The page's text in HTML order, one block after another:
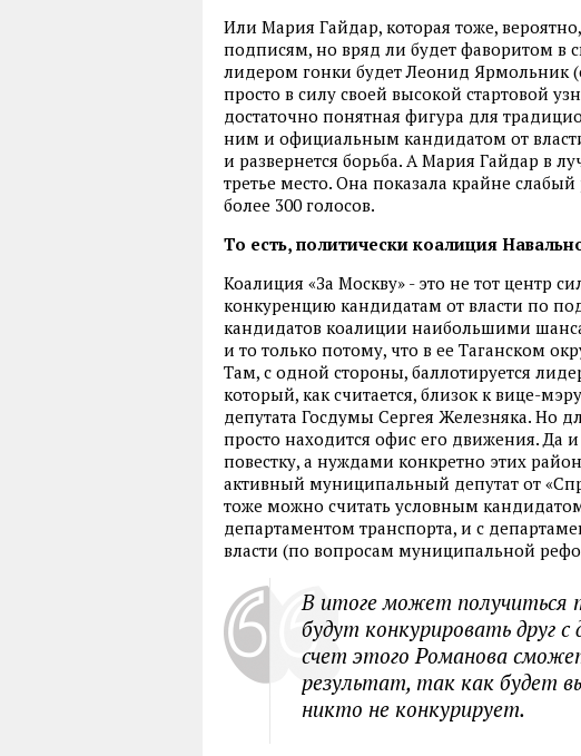
Или Мария Гайдар, которая тоже,
подписям, но вряд ли будет фаворитом в
лидером гонки будет Леонид Ярмольник
просто в силу своей высокой стартовой
достаточно понятная фигура для
ним и официальным кандидатом от
и развернется борьба. А Мария Гайдар в
третье место. Она показала крайне
более 300 голосов.
То есть, политически коалиция
Коалиция «За Москву» - это не тот центр
конкуренцию кандидатам от власти по
кандидатов коалиции наибольшими
и то только потому, что в ее Таганском
Там, с одной стороны, баллотируется
который, как считается, близок к вице-
депутата Госдумы Сергея Железняка. Но
просто находится офис его движения. Да
повестку, а нуждами конкретно этих
активный муниципальный депутат от
тоже можно считать условным
департаментом транспорта, и с
власти (по вопросам муниципальной
В итоге может получиться
будут конкурировать друг
счет этого Романова
результат, так как будет
никто не конкурирует.